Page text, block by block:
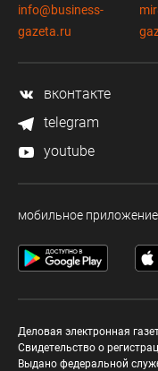
info@business-
gazeta.ru
вконтакте
telegram
youtube
мобильное приложение
Деловая электронная
Свидетельство о
Выдано федеральной